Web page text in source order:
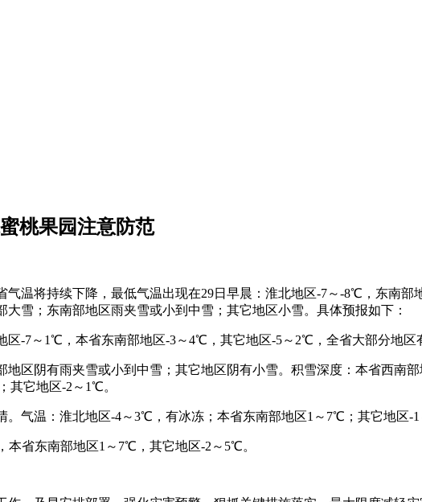
桃果园注意防范
气温将持续下降，最低气温出现在29日早晨：淮北地区-7～-8℃，东南
雪；东南部地区雨夹雪或小到中雪；其它地区小雪。具体预报如下：
区-7～1℃，本省东南部地区-3～4℃，其它地区-5～2℃，全省大部分地区
区阴有雨夹雪或小到中雪；其它地区阴有小雪。积雪深度：本省西南
其它地区-2～1℃。
。气温：淮北地区-4～3℃，有冰冻；本省东南部地区1～7℃；其它地区-1
省东南部地区1～7℃，其它地区-2～5℃。